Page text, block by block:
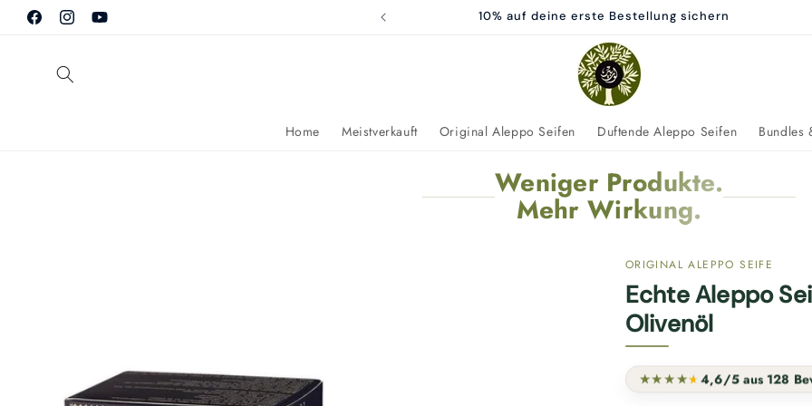
zum
FacebookInstagramYouTube
Kostenloser Versand ab 49€ 10% auf deine erste Bestellung sichern
Home Meistverkauft Original Aleppo Seifen Duftende Aleppo Seifen Bundles
Weniger Produkte.
Mehr Wirkung.
Echte Aleppo
Olivenöl
★★★★★
★ 4,6/5aus 128